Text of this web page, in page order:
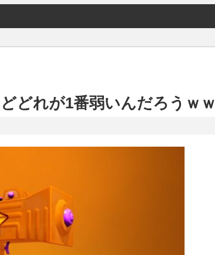
どれが1番弱いんだろうｗｗ